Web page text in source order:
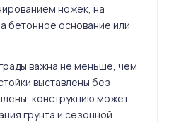
ножек, на
бетонное основание или
важна не меньше, чем
выставлены без
конструкцию может
грунта и сезонной